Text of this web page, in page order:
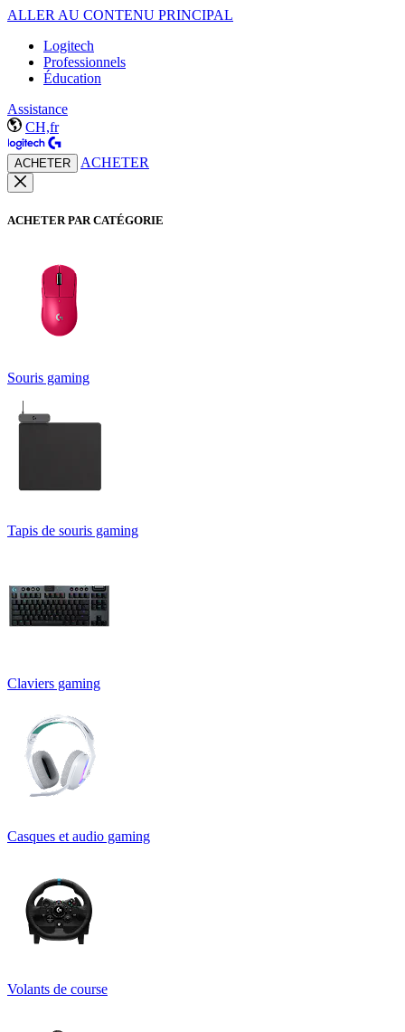
ALLER AU CONTENU PRINCIPAL
Logitech
Professionnels
Éducation
Assistance
CH,fr
ACHETER ACHETER
ACHETER PAR CATÉGORIE
Souris gaming
Tapis de souris gaming
Claviers gaming
Casques et audio gaming
Volants de course